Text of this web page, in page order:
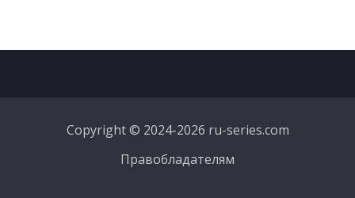
Copyright © 2024-2026 ru-series.com
Правобладателям